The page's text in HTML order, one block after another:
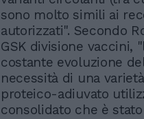
sono molto simili ai
autorizzati". Secondo
GSK divisione vaccini,
costante evoluzione
necessità di una
proteico-adiuvato
consolidato che è